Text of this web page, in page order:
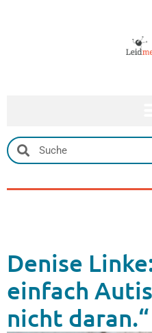
Denise
einfach
nicht daran.“